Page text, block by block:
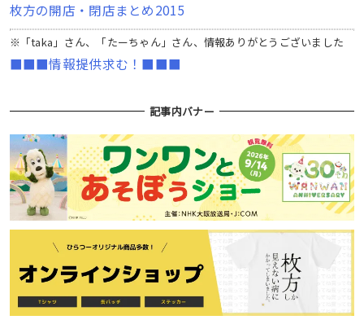
枚方の開店・閉店まとめ2015
※「taka」さん、「たーちゃん」さん、情報ありがとうございました
■■■情報提供求む！■■■
記事内バナー